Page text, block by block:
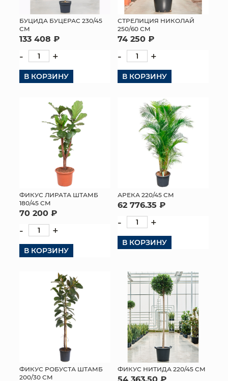
МЯГКИЕ ИГРУШКИ
КОРЗИНЫ
ЯЩИКИ
ИСКУССТВЕННЫЕ ЦВЕТЫ
ОПТОВЫМ КЛИЕНТАМ
ДОСТАВКА И ОПЛАТА
БУЦИДА БУЦЕРАС 230/45
СМ
133 408 ₽
- +
В КОРЗИНУ
СТРЕЛИЦИЯ НИКОЛАЙ
250/60 СМ
74 250 ₽
- +
В КОРЗИНУ
ФИКУС ЛИРАТА ШТАМБ
180/45 СМ
70 200 ₽
- +
В КОРЗИНУ
АРЕКА 220/45 СМ
62 776.35 ₽
- +
В КОРЗИНУ
ФИКУС РОБУСТА ШТАМБ
200/30 СМ
ФИКУС НИТИДА 220/45 СМ
54 363.50 ₽